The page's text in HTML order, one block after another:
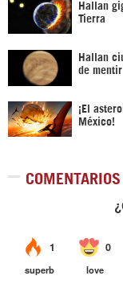
Hallan
Tierra
Hallan
de mentir
¡El
México!
COMENTARIOS